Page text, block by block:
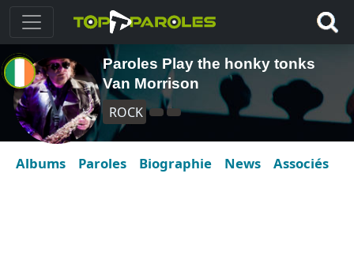
Paroles Play the honky tonks
Van Morrison
ROCK
Albums Paroles Biographie News Associés